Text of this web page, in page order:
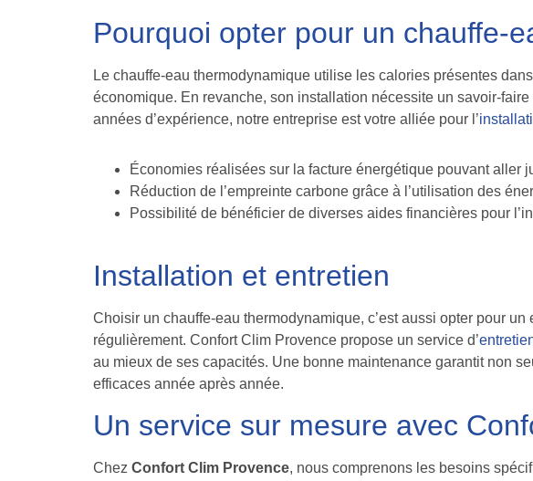
Pourquoi opter pour un chauffe-
Le chauffe-eau thermodynamique utilise les calories présentes
économique. En revanche, son installation nécessite un savoir-faire
années d’expérience, notre entreprise est votre alliée pour l’
Économies réalisées sur la facture énergétique pouvant aller
Réduction de l’empreinte carbone grâce à l’utilisation des
Possibilité de bénéficier de diverses aides financières pour
Installation et entretien
Choisir un chauffe-eau thermodynamique, c’est aussi opter pour
régulièrement. Confort Clim Provence propose un service d’
au mieux de ses capacités. Une bonne maintenance garantit non
efficaces année après année.
Un service sur mesure avec
Chez Confort Clim Provence, nous comprenons les besoins